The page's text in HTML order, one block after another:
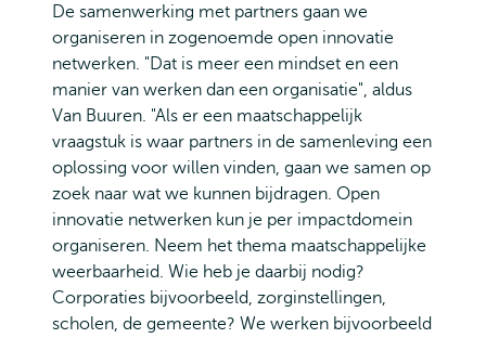
De samenwerking met partners gaan we
organiseren in zogenoemde open innovatie
netwerken. "Dat is meer een mindset en een
manier van werken dan een organisatie", aldus
Van Buuren. "Als er een maatschappelijk
vraagstuk is waar partners in de samenleving een
oplossing voor willen vinden, gaan we samen op
zoek naar wat we kunnen bijdragen. Open
innovatie netwerken kun je per impactdomein
organiseren. Neem het thema maatschappelijke
weerbaarheid. Wie heb je daarbij nodig?
Corporaties bijvoorbeeld, zorginstellingen,
scholen, de gemeente? We werken bijvoorbeeld